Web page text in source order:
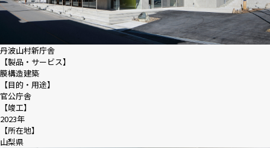
丹波山村新庁舎
【製品・サービス】
膜構造建築
【目的・用途】
官公庁舎
【竣工】
2023年
【所在地】
山梨県